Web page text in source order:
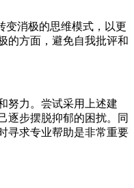
变消极的思维模式，以更
的方面，避免自我批评和
力。尝试采用上述建
逐步摆脱抑郁的困扰。同
寻求专业帮助是非常重要